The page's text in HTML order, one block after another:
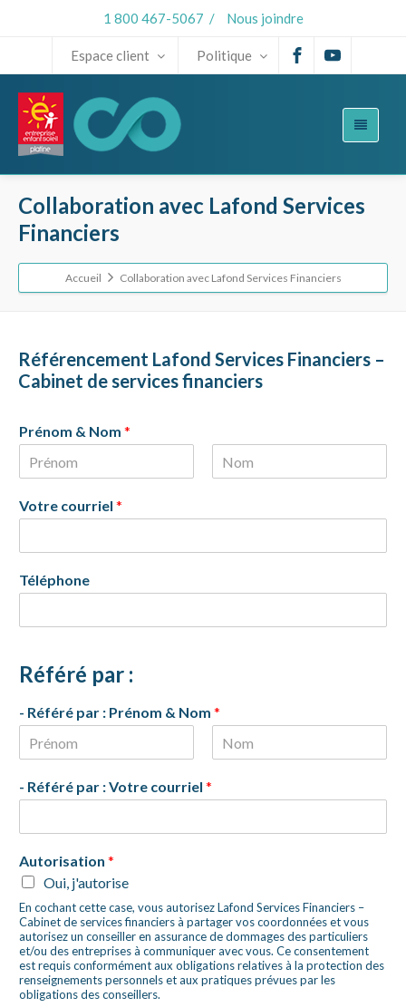
1 800 467-5067 / Nous joindre
Espace client Politique
Collaboration avec Lafond Services
Financiers
Accueil Collaboration avec Lafond Services Financiers
Référencement Lafond Services Financiers –
Cabinet de services financiers
Prénom & Nom *
r
é
m
Votre courriel *
Téléphone
Référé par :
- Référé par : Prénom & Nom *
m
- Référé par : Votre courriel *
R
é
f
é
r
é
*
V
Autorisation *
Oui, j'autorise
En cochant cette case, vous autorisez Lafond Services Financiers –
Cabinet de services financiers à partager vos coordonnées et vous
autorisez un conseiller en assurance de dommages des particuliers
et/ou des entreprises à communiquer avec vous. Ce consentement
est requis conformément aux obligations relatives à la protection des
renseignements personnels et aux pratiques prévues par les
obligations des conseillers.